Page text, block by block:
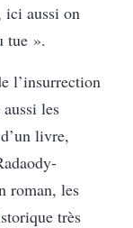
ici aussi on
tue ».
l’insurrection
les
livre,
roman, les
très